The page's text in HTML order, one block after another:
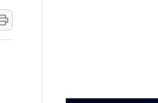
지만…'매출 절반' 실리콘 반등에 하반기 기대
합 정치 프레임에 졸속 추진…'잼데믹' 안보
재개해야 여론조사 51.9%…그것이 국민
장과 수시 통화…독립성 논란 재점화